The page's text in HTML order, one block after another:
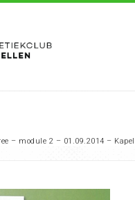
– module 2 – 01.09.2014 –